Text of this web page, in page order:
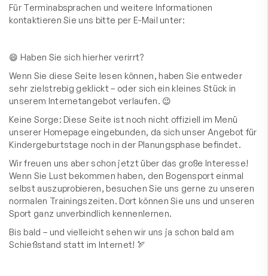
Für Terminabsprachen und weitere Informationen
kontaktieren Sie uns bitte per E-Mail unter:
😄 Haben Sie sich hierher verirrt?
Wenn Sie diese Seite lesen können, haben Sie entweder
sehr zielstrebig geklickt – oder sich ein kleines Stück in
unserem Internetangebot verlaufen. 😉
Keine Sorge: Diese Seite ist noch nicht offiziell im Menü
unserer Homepage eingebunden, da sich unser Angebot für
Kindergeburtstage noch in der Planungsphase befindet.
Wir freuen uns aber schon jetzt über das große Interesse!
Wenn Sie Lust bekommen haben, den Bogensport einmal
selbst auszuprobieren, besuchen Sie uns gerne zu unseren
normalen Trainingszeiten. Dort können Sie uns und unseren
Sport ganz unverbindlich kennenlernen.
Bis bald – und vielleicht sehen wir uns ja schon bald am
Schießstand statt im Internet! 🏹